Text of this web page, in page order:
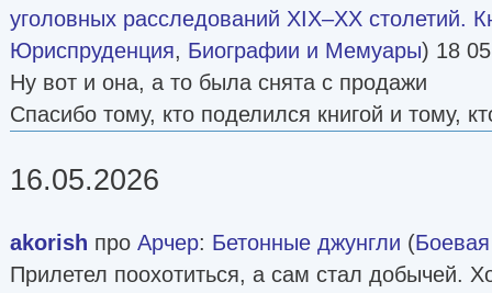
уголовных расследований XIX–XX столетий.
Юриспруденция, Биографии и Мемуары) 18 05
Ну вот и она, а то была снята с продажи
Спасибо тому, кто поделился книгой и тому,
16.05.2026
akorish про Арчер: Бетонные джунгли (
Прилетел поохотиться, а сам стал добычей.